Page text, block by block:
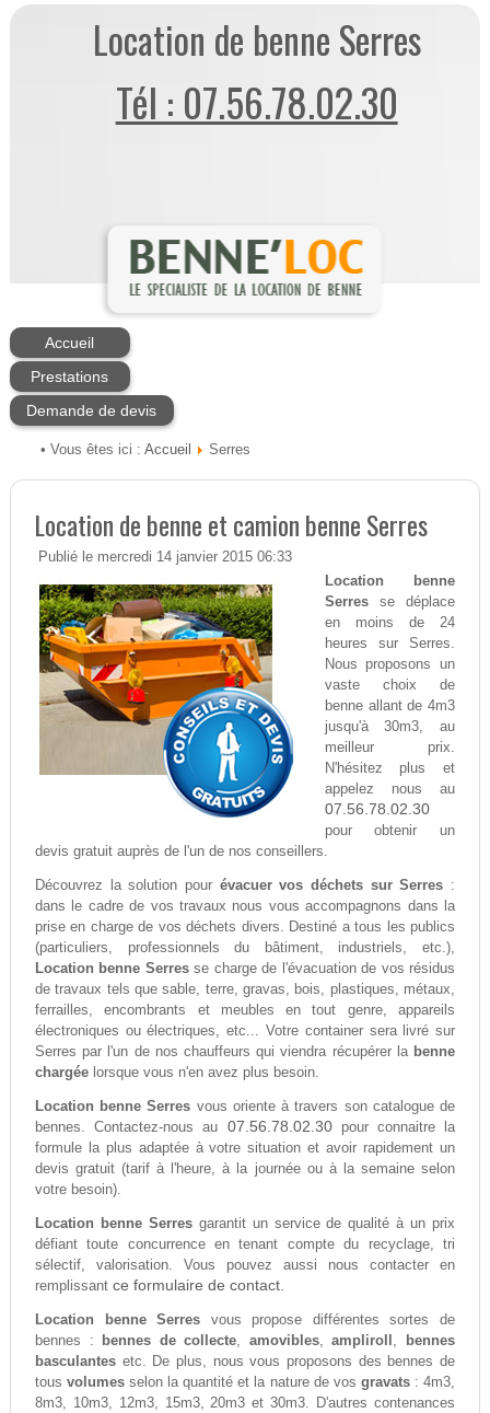
Location de benne Serres
Tél : 07.56.78.02.30
Accueil
Prestations
Demande de devis
• Vous êtes ici : Accueil Serres
Location de benne et camion benne Serres
Publié le mercredi 14 janvier 2015 06:33
Location benne
Serresse déplace
en moins de 24
heures sur Serres.
Nous proposons un
vaste choix de
benne allant de 4m3
jusqu'à 30m3, au
meilleur prix.
N'hésitez plus et
appelez nous au
07.56.78.02.30
pour obtenir un
devis gratuit auprès de l'un de nos conseillers.
Découvrez la solution pour évacuer vos déchets sur Serres :
dans le cadre de vos travaux nous vous accompagnons dans la
prise en charge de vos déchets divers. Destiné a tous les publics
(particuliers, professionnels du bâtiment, industriels, etc.),
Location benne Serresse charge de l'évacuation de vos résidus
de travaux tels que sable, terre, gravas, bois, plastiques, métaux,
ferrailles, encombrants et meubles en tout genre, appareils
électroniques ou électriques, etc... Votre container sera livré sur
Serres par l'un de nos chauffeurs qui viendra récupérer la benne
chargéelorsque vous n'en avez plus besoin.
Location benne Serres vous oriente à travers son catalogue de
bennes. Contactez-nous au 07.56.78.02.30pour connaitre la
formule la plus adaptée à votre situation et avoir rapidement un
devis gratuit (tarif à l'heure, à la journée ou à la semaine selon
votre besoin).
Location benne Serresgarantit un service de qualité à un prix
défiant toute concurrence en tenant compte du recyclage, tri
sélectif, valorisation. Vous pouvez aussi nous contacter en
remplissant ce formulaire de contact.
Location benne Serres vous propose différentes sortes de
bennes :
bennes de collecte, amovibles,ampliroll ,
bennes
basculantesetc. De plus, nous vous proposons des bennes de
tousvolumes selon la quantité et la nature de vos gravats: 4m3,
8m3, 10m3, 12m3, 15m3, 20m3 et 30m3. D'autres contenances